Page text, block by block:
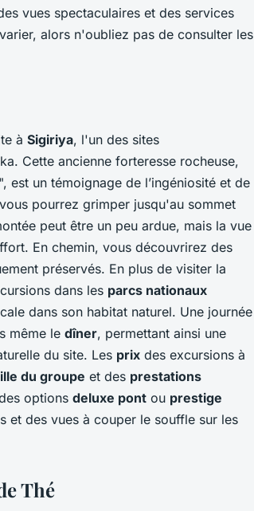
vues spectaculaires et des services
alors n'oubliez pas de consulter les
à Sigiriya, l'un des sites
Cette ancienne forteresse rocheuse,
est un témoignage de l’ingéniosité et de
pourrez grimper jusqu'au sommet
peut être un peu ardue, mais la vue
En chemin, vous découvrirez des
préservés. En plus de visiter la
dans les parcs nationaux
dans son habitat naturel. Une journée
même le dîner, permettant ainsi une
du site. Les prix des excursions à
du groupe et des prestations
options deluxe pont ou prestige
et des vues à couper le souffle sur les
Thé